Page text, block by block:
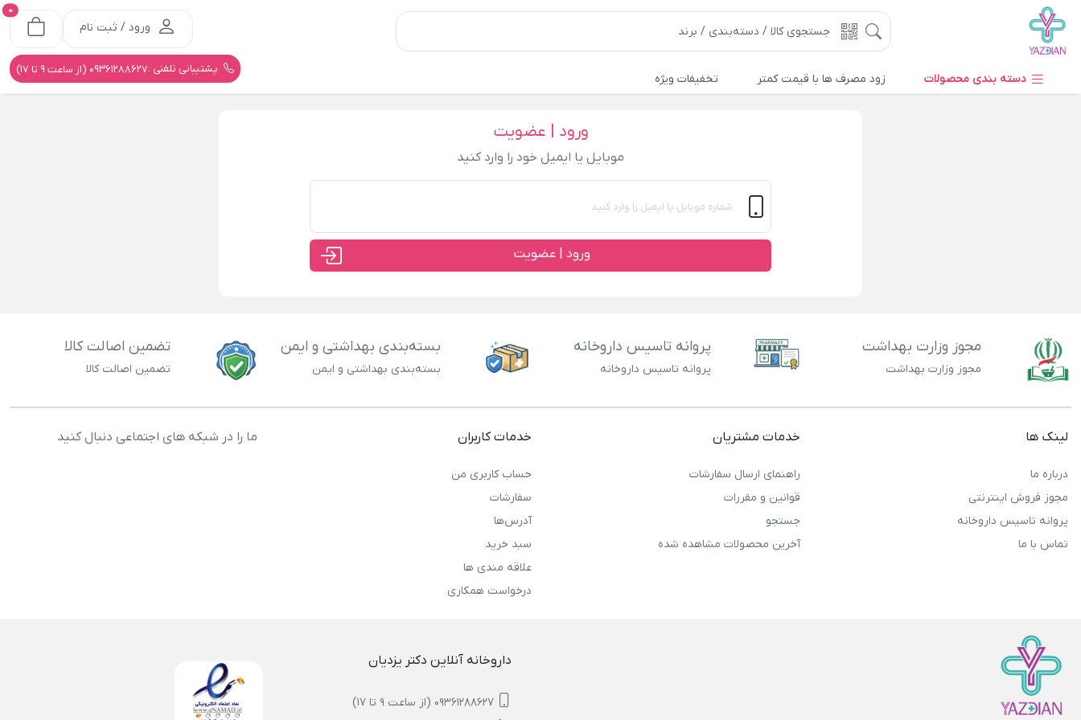
ورود / ثبت نام
0
پشتیبانی تلفنی :09361288627 (از ساعت 9 تا 17)
دسته بندی محصولات زود مصرف ها با قیمت کمتر تخفیفات ویژه
ورود | عضویت
موبایل یا ایمیل خود را وارد کنید
ورود | عضویت
مجوز وزارت بهداشت
مجوز وزارت بهداشت
پروانه تاسیس داروخانه
پروانه تاسیس داروخانه
بسته‌بندی بهداشتی و ایمن
بسته‌بندی بهداشتی و ایمن
تضمین اصالت کالا
تضمین اصالت کالا
لینک ها
درباره ما
مجوز فروش اینترنتی
پروانه تاسیس داروخانه
تماس با ما
خدمات مشتریان
راهنمای ارسال سفارشات
قوانین و مقررات
جستجو
آخرین محصولات مشاهده شده
خدمات کاربران
حساب کاربری من
سفارشات
آدرس‌ها
سبد خرید
علاقه مندی ها
درخواست همکاری
ما را در شبکه های اجتماعی دنبال کنید
داروخانه آنلاین دکتر یزدیان
09361288627 (از ساعت 9 تا 17)